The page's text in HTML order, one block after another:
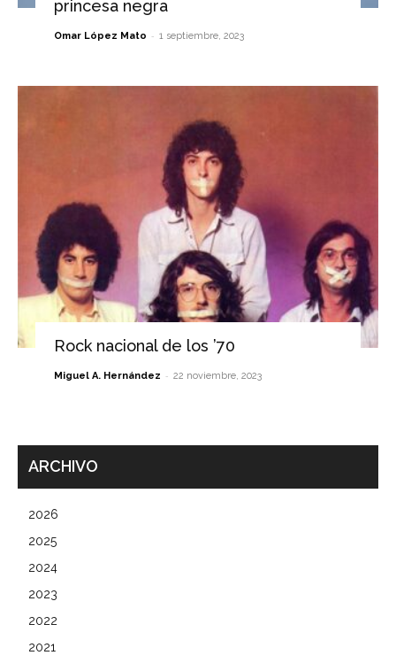
princesa negra
Omar López Mato - 1 septiembre, 2023
Rock nacional de los ’70
Miguel A. Hernández - 22 noviembre, 2023
ARCHIVO
2026
2025
2024
2023
2022
2021